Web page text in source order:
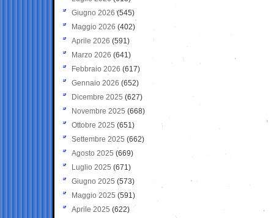
Giugno 2026 (545)
Maggio 2026 (402)
Aprile 2026 (591)
Marzo 2026 (641)
Febbraio 2026 (617)
Gennaio 2026 (652)
Dicembre 2025 (627)
Novembre 2025 (668)
Ottobre 2025 (651)
Settembre 2025 (662)
Agosto 2025 (669)
Luglio 2025 (671)
Giugno 2025 (573)
Maggio 2025 (591)
Aprile 2025 (622)